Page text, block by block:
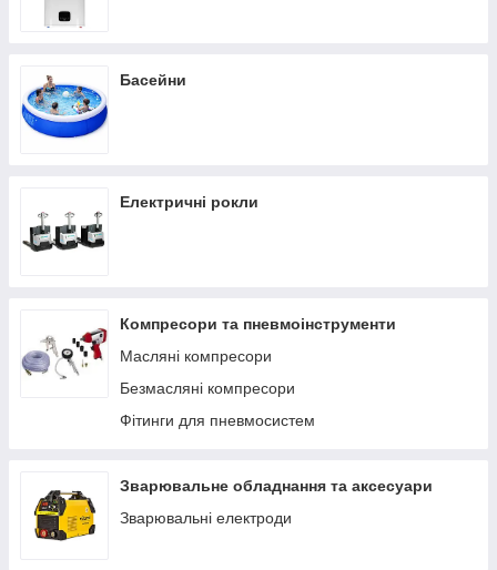
Басейни
Електричні рокли
Компресори та пневмоінструменти
Масляні компресори
Безмасляні компресори
Фітинги для пневмосистем
Зварювальне обладнання та аксесуари
Зварювальні електроди